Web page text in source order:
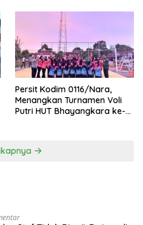
Persit Kodim 0116/Nara,
Menangkan Turnamen Voli
Putri HUT Bhayangkara ke-